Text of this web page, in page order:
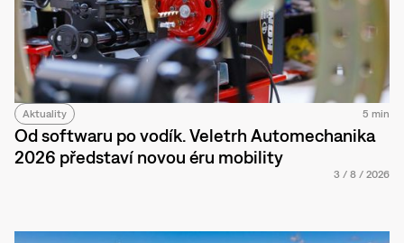
Aktuality 5 min
Od softwaru po vodík. Veletrh Automechanika
2026 představí novou éru mobility
3 / 8 / 2026